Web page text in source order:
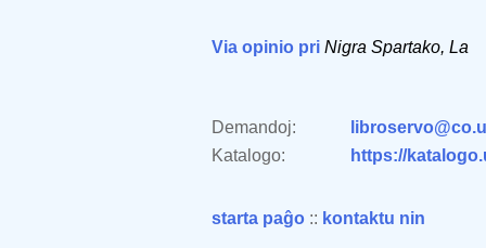
Via opinio pri Nigra Spartako, La
Demandoj:
Katalogo:
https://
starta paĝo :: kontaktu nin